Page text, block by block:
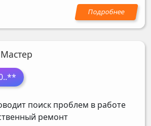
..**
поиск проблем в работе
ремонт